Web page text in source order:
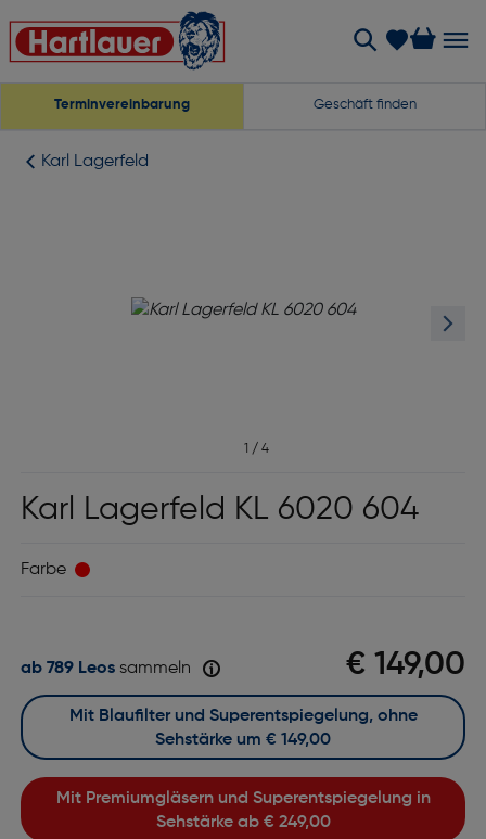
Terminvereinbarung Geschäft finden
Karl Lagerfeld
1 / 4
Karl Lagerfeld KL 6020 604
Farbe
€ 149,00
ab 789 Leossammeln
Mit Premiumgläsern und Superentspiegelung in
Sehstärke ab € 249,00
Mit Blaufilter und Superentspiegelung, ohne
Sehstärke um € 149,00